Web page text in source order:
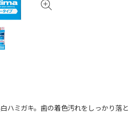
ハミガキ。歯の着色汚れをしっかり落と